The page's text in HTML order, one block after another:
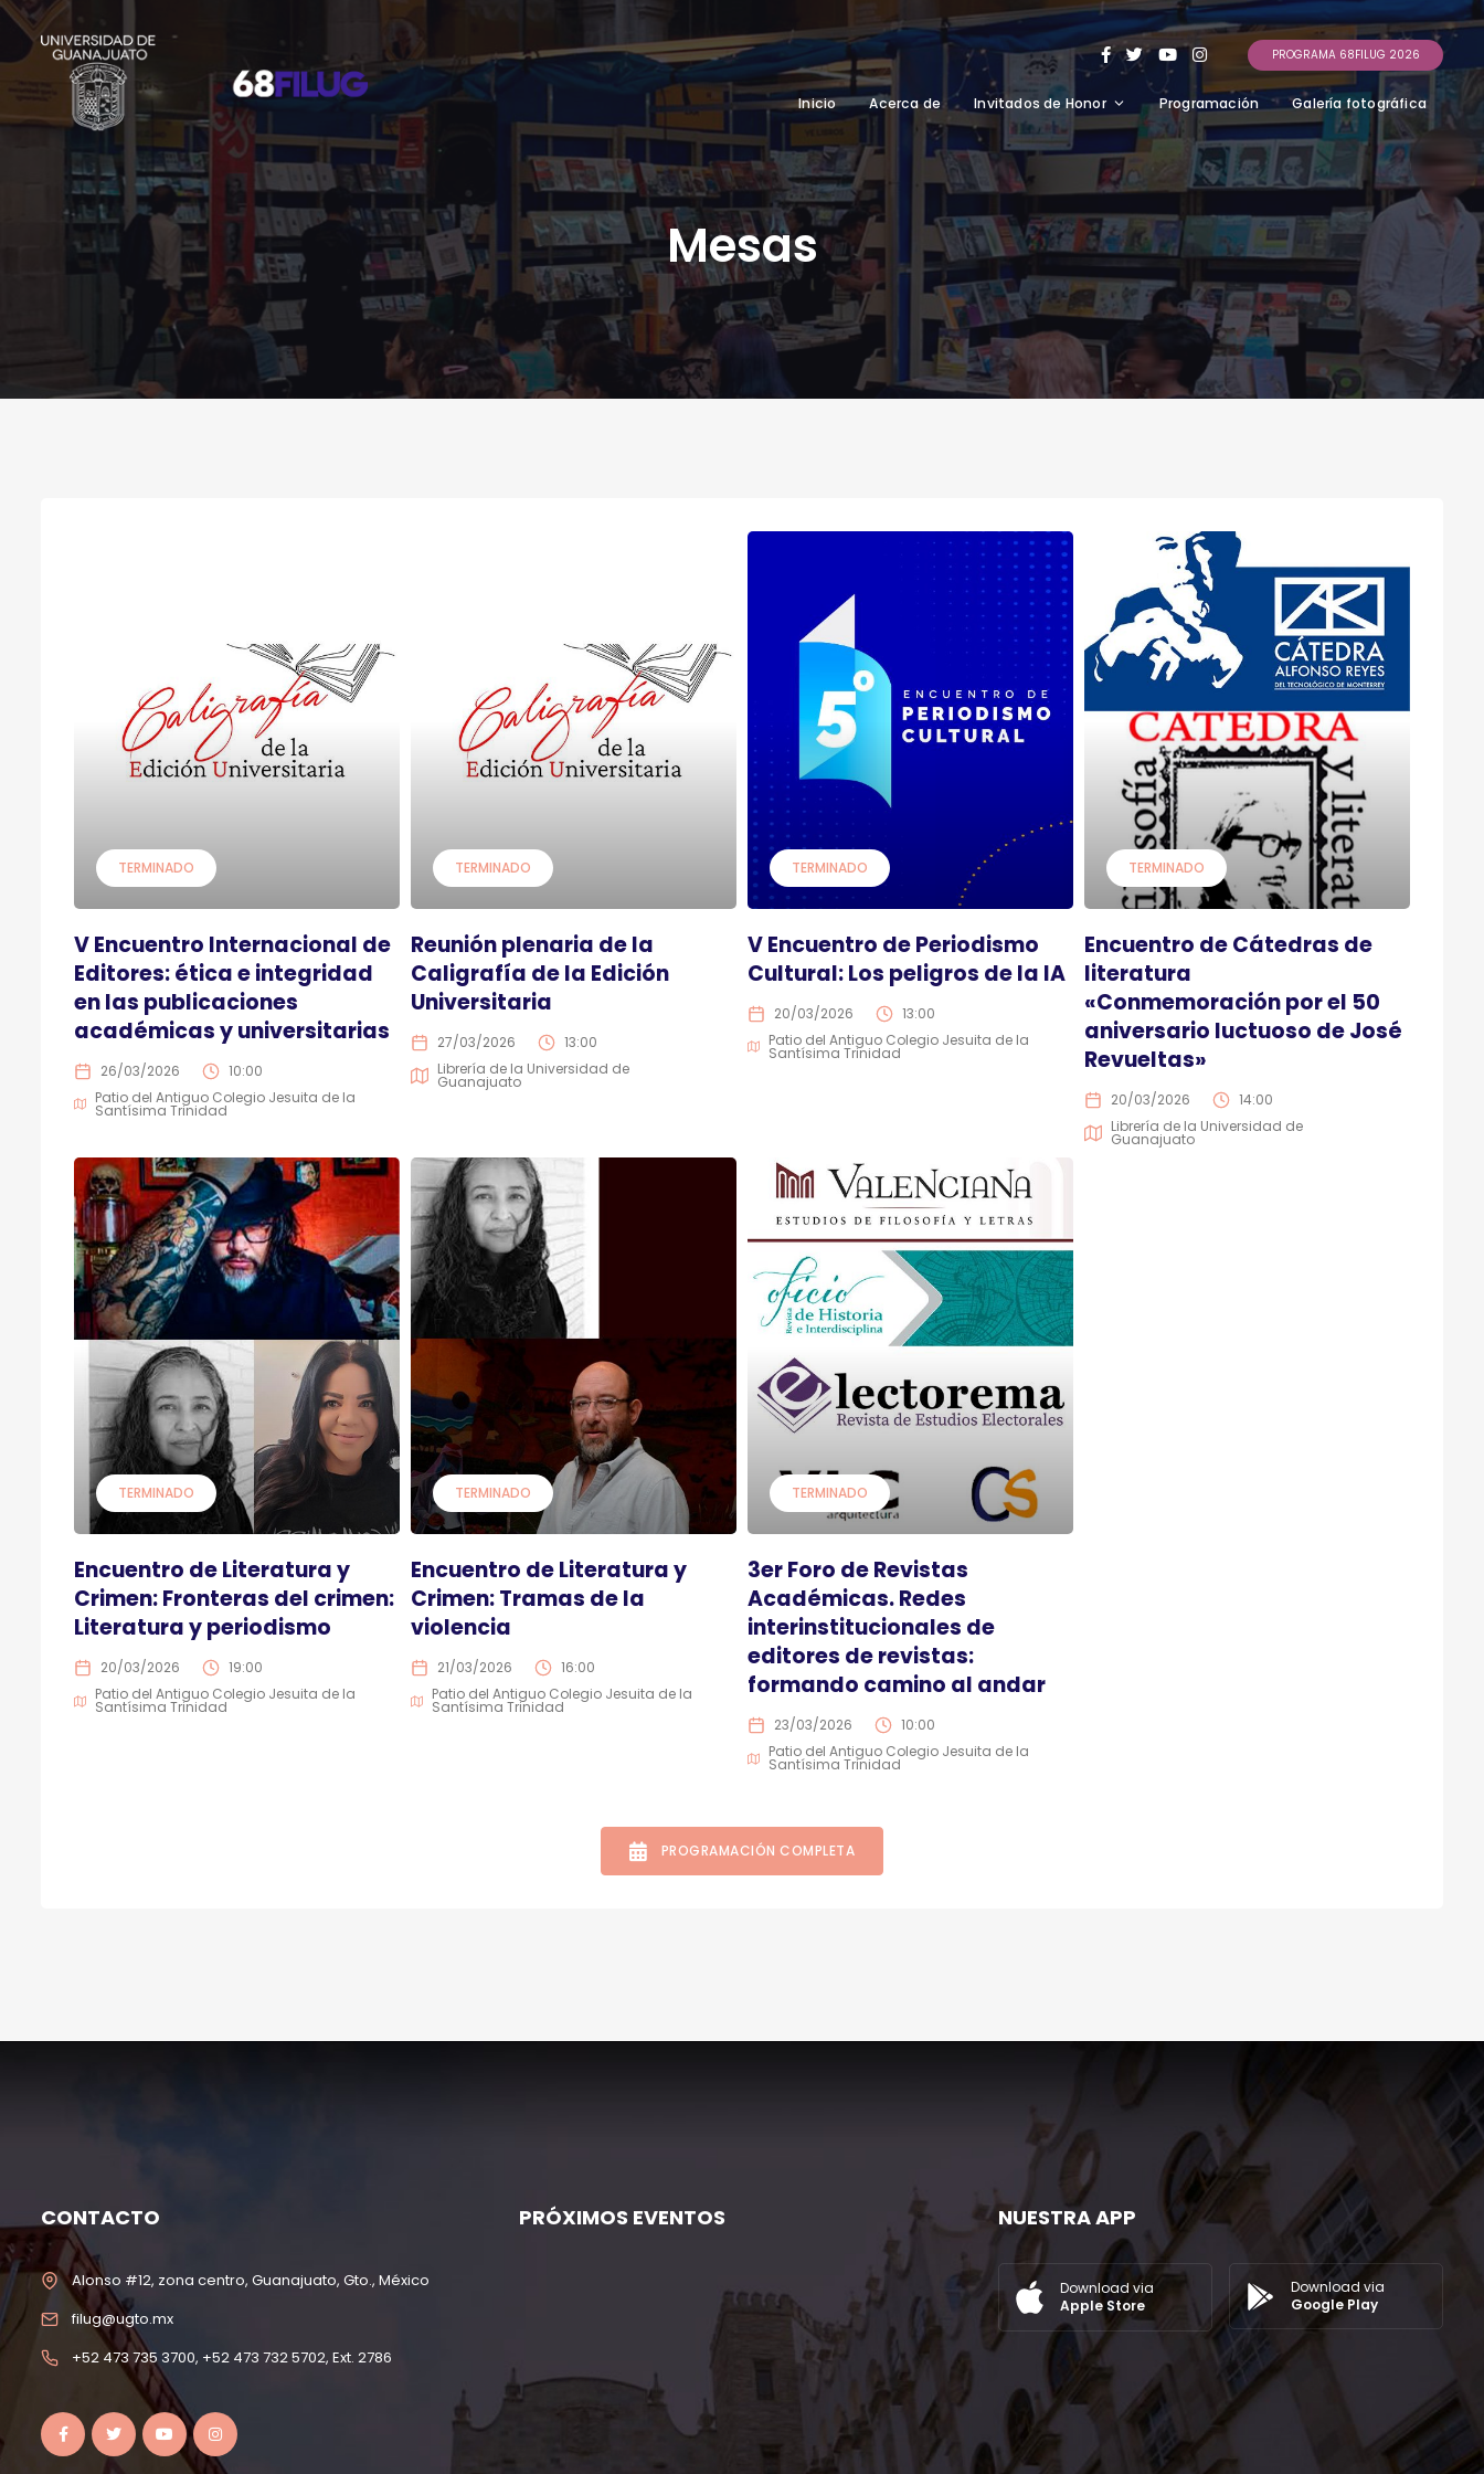
PROGRAMA 68FILUG 2026
Inicio Acerca de Invitados de Honor Programación Galería fotográfica
Mesas
TERMINADO
V Encuentro Internacional de
Editores: ética e integridad
en las publicaciones
académicas y universitarias
26/03/2026
10:00
Patio del Antiguo Colegio Jesuita de la
Santísima Trinidad
TERMINADO
Reunión plenaria de la
Caligrafía de la Edición
Universitaria
27/03/2026
13:00
Librería de la Universidad de
Guanajuato
TERMINADO
V Encuentro de Periodismo
Cultural: Los peligros de la IA
20/03/2026
13:00
Patio del Antiguo Colegio Jesuita de la
Santísima Trinidad
TERMINADO
Encuentro de Cátedras de
literatura
«Conmemoración por el 50
aniversario luctuoso de José
Revueltas»
20/03/2026
14:00
Librería de la Universidad de
Guanajuato
TERMINADO
Encuentro de Literatura y
Crimen: Fronteras del crimen:
Literatura y periodismo
20/03/2026
19:00
Patio del Antiguo Colegio Jesuita de la
Santísima Trinidad
TERMINADO
Encuentro de Literatura y
Crimen: Tramas de la
violencia
21/03/2026
16:00
Patio del Antiguo Colegio Jesuita de la
Santísima Trinidad
TERMINADO
3er Foro de Revistas
Académicas. Redes
interinstitucionales de
editores de revistas:
formando camino al andar
23/03/2026
10:00
Patio del Antiguo Colegio Jesuita de la
Santísima Trinidad
PROGRAMACIÓN COMPLETA
CONTACTO
Alonso #12, zona centro, Guanajuato, Gto., México
filug@ugto.mx
+52 473 735 3700, +52 473 732 5702, Ext. 2786
PRÓXIMOS EVENTOS NUESTRA APP
Download via
Apple Store
Download via
Google Play